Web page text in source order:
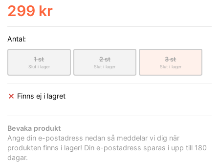
299 kr
Antal:
1 st
Slut i lager
2 st
Slut i lager
3 st
Slut i lager
Finns ej i lagret
Bevaka produkt
Ange din e-postadress nedan så meddelar vi dig när
produkten finns i lager! Din e-postadress sparas i upp till 180
dagar.